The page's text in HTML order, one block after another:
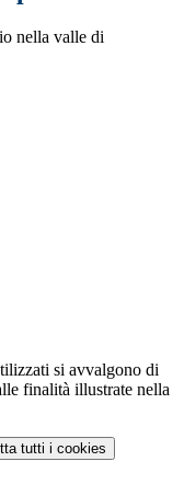
nella valle di
si avvalgono di
finalità illustrate nella
tutti i cookies